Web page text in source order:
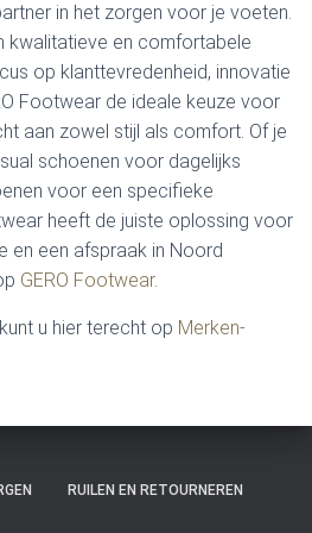
in het zorgen voor je voeten.
kwalitatieve en comfortabele
op klanttevredenheid, innovatie
Footwear de ideale keuze voor
aan zowel stijl als comfort. Of je
schoenen voor dagelijks
voor een specifieke
heeft de juiste oplossing voor
en een afspraak in Noord
GERO Footwear.
u hier terecht op Merken-
RUILEN EN RETOURNEREN